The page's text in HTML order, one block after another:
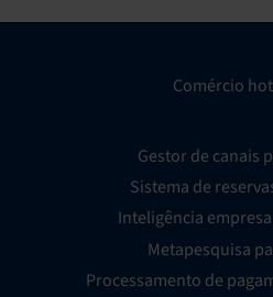
Comércio
Gestor de canais
Sistema de
Inteligência
Metapesquisa
Processamento de